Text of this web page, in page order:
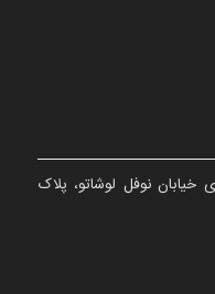
خیابان نوفل لوشاتو، پلاک